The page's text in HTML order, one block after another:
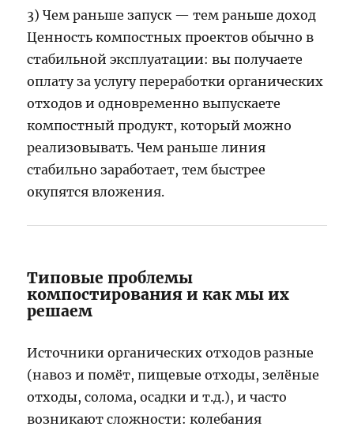
3) Чем раньше запуск — тем раньше доход
Ценность компостных проектов обычно в
стабильной эксплуатации: вы получаете
оплату за услугу переработки органических
отходов и одновременно выпускаете
компостный продукт, который можно
реализовывать. Чем раньше линия
стабильно заработает, тем быстрее
окупятся вложения.
Типовые проблемы
компостирования и как мы их
решаем
Источники органических отходов разные
(навоз и помёт, пищевые отходы, зелёные
отходы, солома, осадки и т.д.), и часто
возникают сложности: колебания